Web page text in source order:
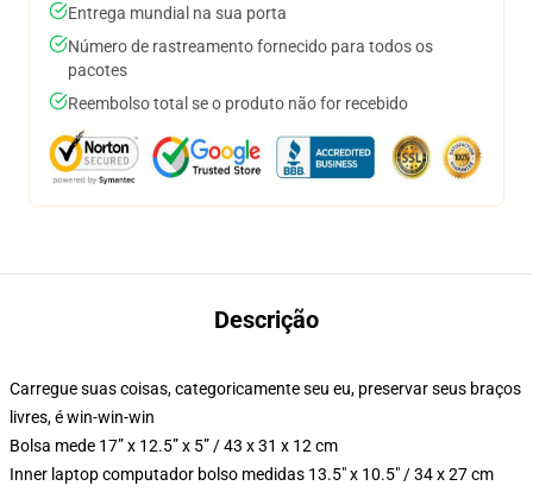
Entrega mundial na sua porta
Número de rastreamento fornecido para todos os
pacotes
Reembolso total se o produto não for recebido
Descrição
Carregue suas coisas, categoricamente seu eu, preservar seus braços
livres, é win-win-win
Bolsa mede 17” x 12.5” x 5” / 43 x 31 x 12 cm
Inner laptop computador bolso medidas 13.5" x 10.5" / 34 x 27 cm